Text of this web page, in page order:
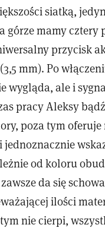
siatką,
górze mamy cztery
przycisk
mm). Po
wygląda, ale i
pracy Aleksy
poza tym
od koloru
da się
ilości
nie cierpi,